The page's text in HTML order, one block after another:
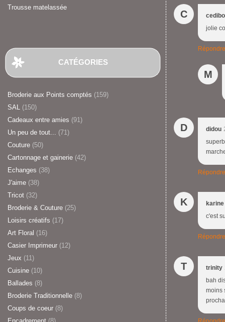
Trousse matelassée
CATÉGORIES
Broderie aux Points comptés (159)
SAL (150)
Cadeaux entre amies (91)
Un peu de tout... (71)
Couture (50)
Cartonnage et gainerie (42)
Echanges (38)
J'aime (38)
Tricot (32)
Broderie & Couture (25)
Loisirs créatifs (17)
Art Floral (16)
Casier Imprimeur (12)
Jeux (11)
Cuisine (10)
Ballades (8)
Broderie Traditionnelle (8)
Coups de coeur (8)
C
cedibo
jolie
Répondre
M
D didou
Répondre
K
karine
c'est
Répondre
T trinity
bah
moins